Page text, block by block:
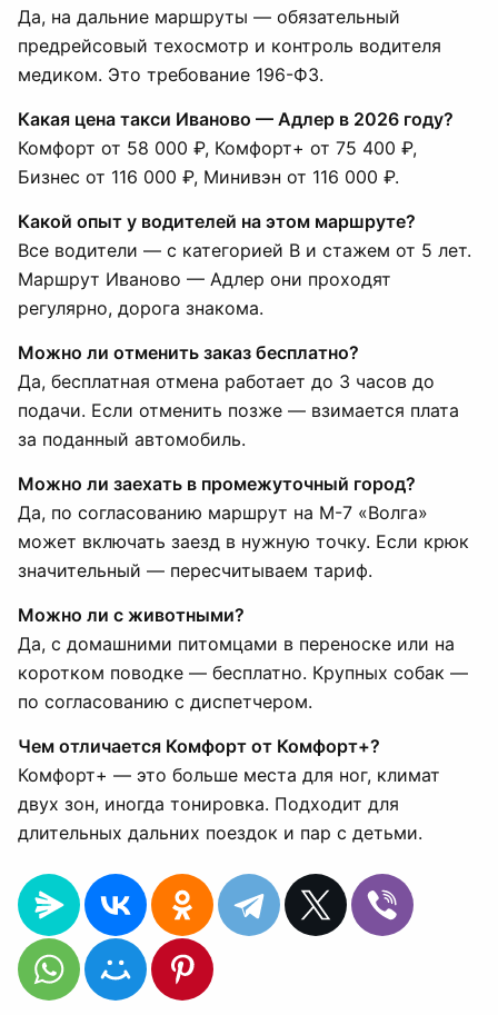
Да, на дальние маршруты — обязательный
предрейсовый техосмотр и контроль водителя
медиком. Это требование 196-ФЗ.
Какая цена такси Иваново — Адлер в 2026 году?
Комфорт от 58 000 ₽, Комфорт+ от 75 400 ₽,
Бизнес от 116 000 ₽, Минивэн от 116 000 ₽.
Какой опыт у водителей на этом маршруте?
Все водители — с категорией B и стажем от 5 лет.
Маршрут Иваново — Адлер они проходят
регулярно, дорога знакома.
Можно ли отменить заказ бесплатно?
Да, бесплатная отмена работает до 3 часов до
подачи. Если отменить позже — взимается плата
за поданный автомобиль.
Можно ли заехать в промежуточный город?
Да, по согласованию маршрут на М-7 «Волга»
может включать заезд в нужную точку. Если крюк
значительный — пересчитываем тариф.
Можно ли с животными?
Да, с домашними питомцами в переноске или на
коротком поводке — бесплатно. Крупных собак —
по согласованию с диспетчером.
Чем отличается Комфорт от Комфорт+?
Комфорт+ — это больше места для ног, климат
двух зон, иногда тонировка. Подходит для
длительных дальних поездок и пар с детьми.